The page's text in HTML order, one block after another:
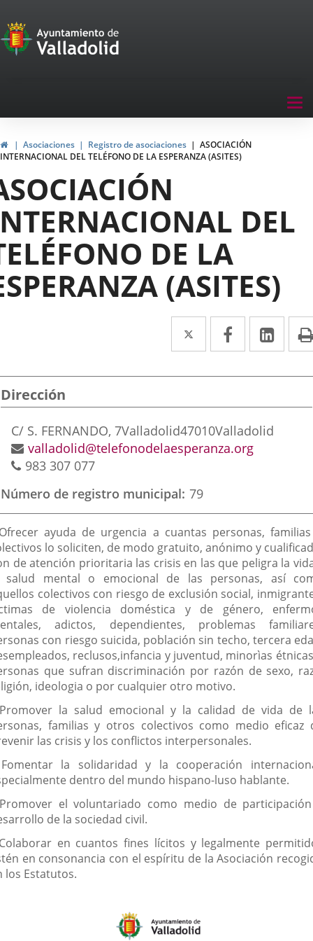
Portal
de
navegación
InicioAsociaciones Registro de asociaciones
ASOCIACIÓN
INTERNACIONAL DEL TELÉFONO DE LA ESPERANZA (ASITES)
DEL
DE LA
(ASITES)
Twitter
Enlace
a
una
externa.
Facebook
Enlace
a
una
externa.
a
una
Dirección
Dirección
postal
C/ S. FERNANDO, 7Valladolid47010Valladolid
Dirección
de
electrónico
valladolid@telefonodelaesperanza.org
Teléfonos
983 307 077
Número de registro municipal 79
ayuda de urgencia a cuantas personas,
lo soliciten, de modo gratuito, anónimo y
de atención prioritaria las crisis en las que peligra la
salud mental o emocional de las personas, así
colectivos con riesgo de exclusión social,
de violencia doméstica y de género,
adictos, dependientes, problemas
con riesgo suicida, población sin techo, tercera
reclusos,infancia y juventud, minorìas
que sufran discriminación por razón de sexo,
ideologia o por cualquier otro motivo.
la salud emocional y la calidad de vida de
familias y otros colectivos como medio eficaz
las crisis y los conflictos interpersonales.
la solidaridad y la cooperación
dentro del mundo hispano-luso hablante.
el voluntariado como medio de
de la sociedad civil.
en cuantos fines lícitos y legalmente
en consonancia con el espíritu de la Asociación
los Estatutos.